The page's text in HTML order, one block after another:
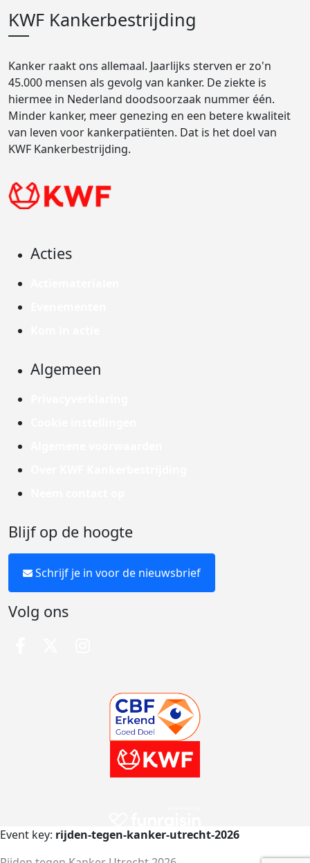
KWF Kankerbestrijding
Kanker raakt ons allemaal. Jaarlijks sterven er zo'n
45.000 mensen als gevolg van kanker. De ziekte is
hiermee in Nederland doodsoorzaak nummer één.
Minder kanker, meer genezing en een betere kwaliteit
van leven voor kankerpatiënten. Dat is het doel van
KWF Kankerbestrijding.
Acties
Algemeen
Blijf op de hoogte
Schrijf je in voor de nieuwsbrief
Volg ons
Event key: rijden-tegen-kanker-utrecht-2026